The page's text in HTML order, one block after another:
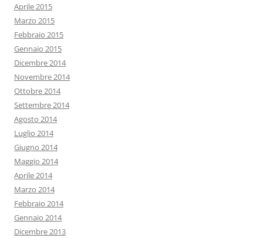
Aprile 2015
Marzo 2015
Febbraio 2015
Gennaio 2015
Dicembre 2014
Novembre 2014
Ottobre 2014
Settembre 2014
Agosto 2014
Luglio 2014
Giugno 2014
Maggio 2014
Aprile 2014
Marzo 2014
Febbraio 2014
Gennaio 2014
Dicembre 2013